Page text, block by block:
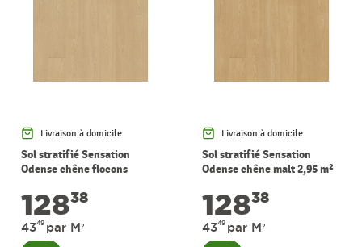
Livraison à domicile
Sol stratifié Sensation
Odense chêne flocons
12838
4349 par M²
Livraison à domicile
Sol stratifié Sensation
Odense chêne malt 2,95 m²
12838
4349 par M²